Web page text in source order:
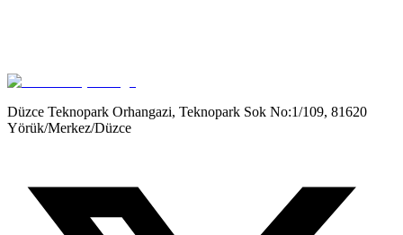
Google Play
Düzce Teknopark Orhangazi, Teknopark Sok No:1/109, 81620
Yörük/Merkez/Düzce